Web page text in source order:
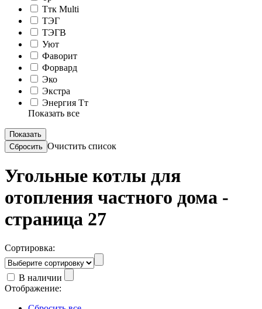
Ттк Multi
ТЭГ
ТЭГВ
Уют
Фаворит
Форвард
Эко
Экстра
Энергия Тт
Показать все
Очистить список
Угольные котлы для
отопления частного дома -
страница 27
Сортировка:
В наличии
Отображение: